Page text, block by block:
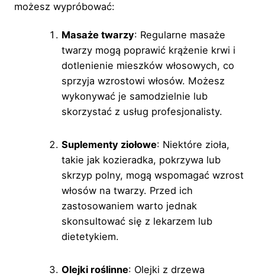
możesz wypróbować:
Masaże twarzy: Regularne masaże
twarzy mogą poprawić krążenie krwi i
dotlenienie mieszków włosowych, co
sprzyja wzrostowi włosów. Możesz
wykonywać je samodzielnie lub
skorzystać z usług profesjonalisty.
Suplementy ziołowe: Niektóre zioła,
takie jak kozieradka, pokrzywa lub
skrzyp polny, mogą wspomagać wzrost
włosów na twarzy. Przed ich
zastosowaniem warto jednak
skonsultować się z lekarzem lub
dietetykiem.
Olejki roślinne: Olejki z drzewa